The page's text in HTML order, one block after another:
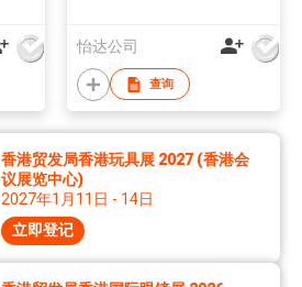
怡达公司
查询
香港贸发局香港玩具展 2027 (香港会
议展览中心)
2027年1月11日 - 14日
立即登记